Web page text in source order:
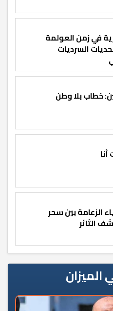
في زمن العولمة
السرديات
خطاب بلا وطن
الزعامة بين سحر
الثائر
الميزان